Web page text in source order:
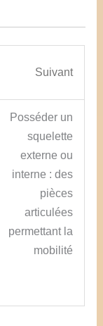
Suivant
Posséder un
squelette
externe ou
interne : des
pièces
articulées
permettant la
mobilité